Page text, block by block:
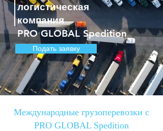
логистическая
компания
PRO GLOBAL Spedition
Подать заявку
Международные грузоперевозки с
PRO GLOBAL Spedition